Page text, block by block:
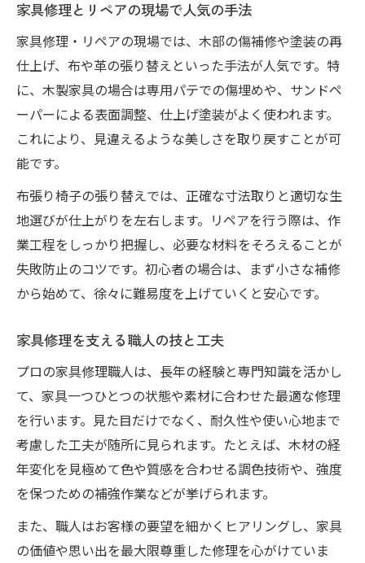
家具修理とリペアの現場で人気の手法
家具修理・リペアの現場では、木部の傷補修や塗装の再
仕上げ、布や革の張り替えといった手法が人気です。特
に、木製家具の場合は専用パテでの傷埋めや、サンドペ
ーパーによる表面調整、仕上げ塗装がよく使われます。
これにより、見違えるような美しさを取り戻すことが可
能です。
布張り椅子の張り替えでは、正確な寸法取りと適切な生
地選びが仕上がりを左右します。リペアを行う際は、作
業工程をしっかり把握し、必要な材料をそろえることが
失敗防止のコツです。初心者の場合は、まず小さな補修
から始めて、徐々に難易度を上げていくと安心です。
家具修理を支える職人の技と工夫
プロの家具修理職人は、長年の経験と専門知識を活かし
て、家具一つひとつの状態や素材に合わせた最適な修理
を行います。見た目だけでなく、耐久性や使い心地まで
考慮した工夫が随所に見られます。たとえば、木材の経
年変化を見極めて色や質感を合わせる調色技術や、強度
を保つための補強作業などが挙げられます。
また、職人はお客様の要望を細かくヒアリングし、家具
の価値や思い出を最大限尊重した修理を心がけていま